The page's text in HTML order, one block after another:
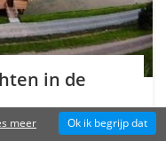
in de
meer Ok ik begrijp dat